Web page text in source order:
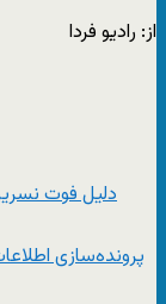
از: رادیو فردا
دلیل فوت
پرونده‌سازی